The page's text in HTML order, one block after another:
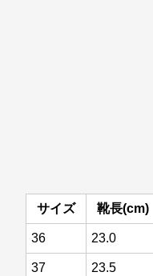
サイズ 靴長(cm)
36 23.0
37 23.5